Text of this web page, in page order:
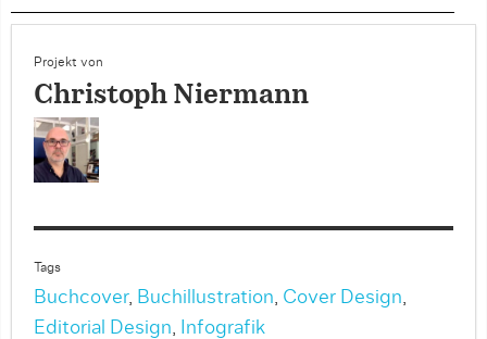
Projekt von
Christoph Niermann
Tags
Buchcover, Buchillustration, Cover Design,
Editorial Design, Infografik